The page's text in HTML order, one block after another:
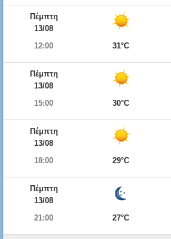
Πέμπτη
13/08
12:00
31°C
Πέμπτη
13/08
15:00
30°C
Πέμπτη
13/08
18:00
29°C
Πέμπτη
13/08
21:00
27°C